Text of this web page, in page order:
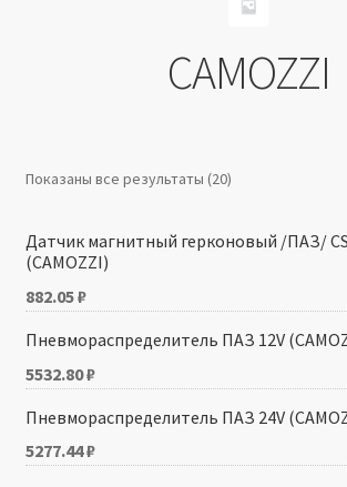
Политика в отношении обработки
CAMOZZI
Показаны все результаты (20)
Датчик магнитный герконовый /ПАЗ/
(CAMOZZI)
882.05₽
Пневмораспределитель ПАЗ 12V
5532.80₽
Пневмораспределитель ПАЗ 24V
5277.44₽